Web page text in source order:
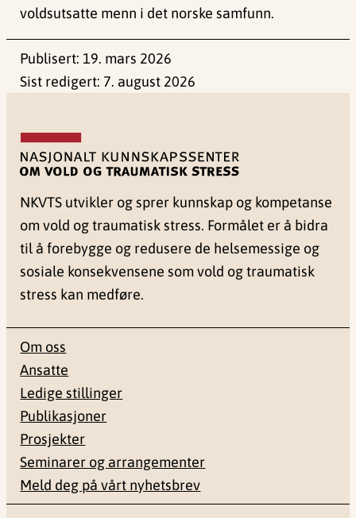
voldsutsatte menn i det norske samfunn.
Publisert: 19. mars 2026
Sist redigert: 7. august 2026
NKVTS utvikler og sprer kunnskap og kompetanse
om vold og traumatisk stress. Formålet er å bidra
til å forebygge og redusere de helsemessige og
sosiale konsekvensene som vold og traumatisk
stress kan medføre.
Om oss
Ansatte
Ledige stillinger
Publikasjoner
Prosjekter
Seminarer og arrangementer
Meld deg på vårt nyhetsbrev